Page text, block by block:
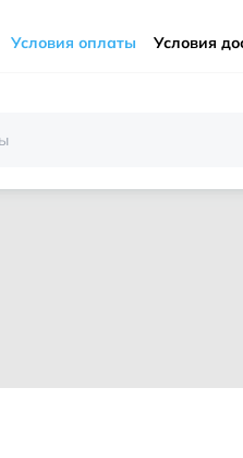
Условия оплаты Условия